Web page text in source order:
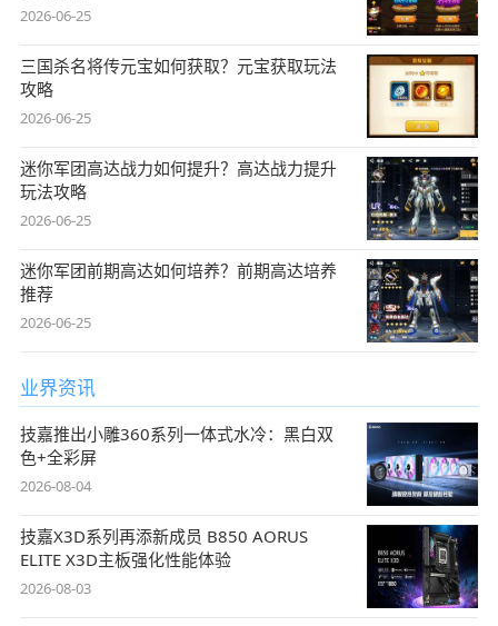
2026-06-25
三国杀名将传元宝如何获取？元宝获取玩法
攻略
2026-06-25
迷你军团高达战力如何提升？高达战力提升
玩法攻略
2026-06-25
迷你军团前期高达如何培养？前期高达培养
推荐
2026-06-25
业界资讯
技嘉推出小雕360系列一体式水冷：黑白双
色+全彩屏
2026-08-04
技嘉X3D系列再添新成员 B850 AORUS
ELITE X3D主板强化性能体验
2026-08-03